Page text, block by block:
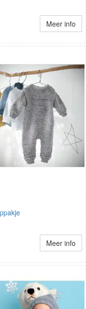
Meer info
Meer info